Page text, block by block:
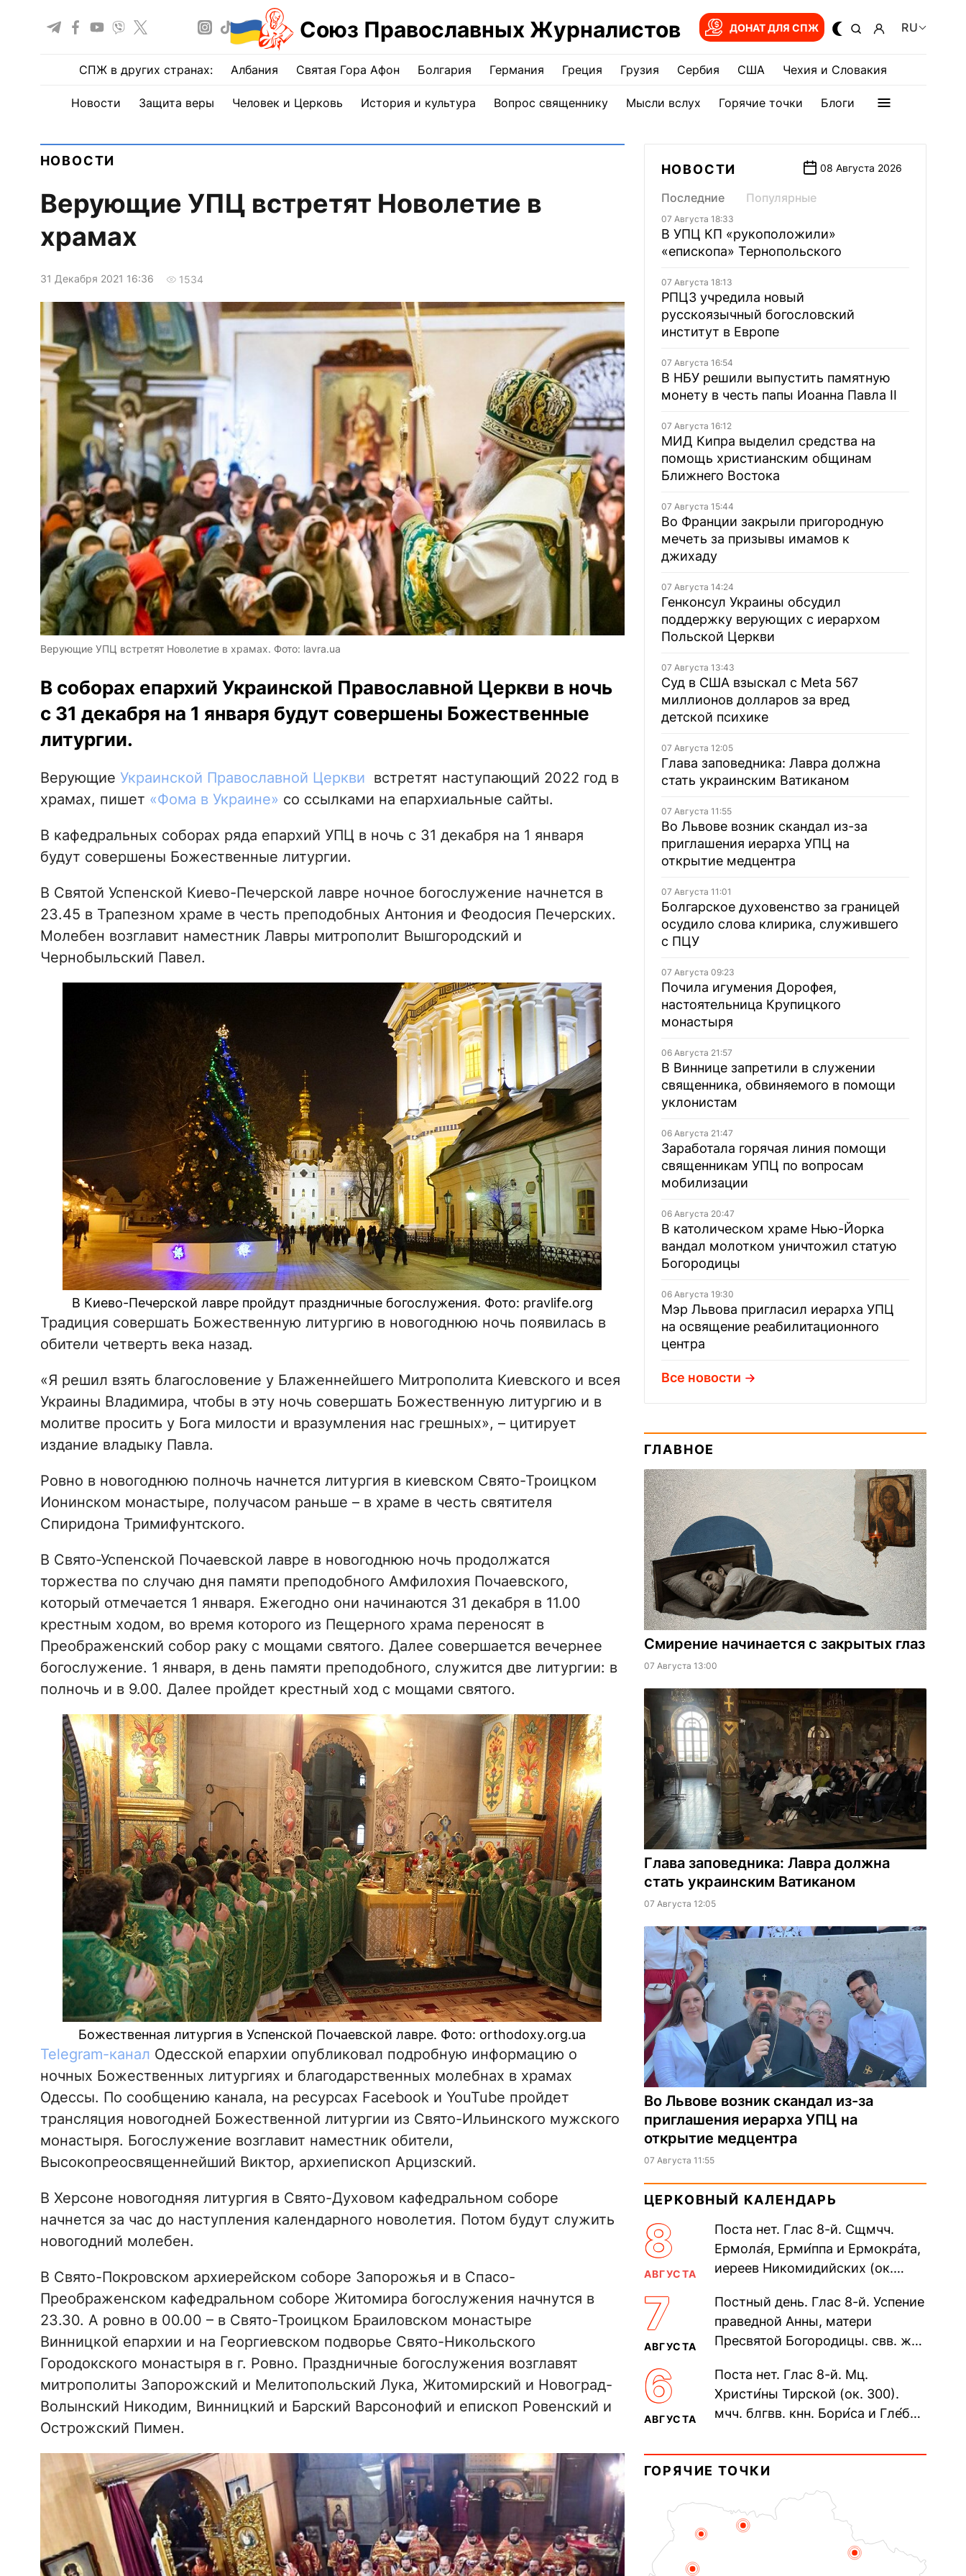
Союз Православных Журналистов ДОНАТ ДЛЯ СПЖ RU
СПЖ в других странах: Албания Святая Гора Афон Болгария Германия Греция Грузия Сербия США Чехия и Словакия
Новости Защита веры Человек и Церковь История и культура Вопрос священнику Мысли вслух Горячие точки Блоги
НОВОСТИ
Верующие УПЦ встретят Новолетие в
храмах
31 Декабря 2021 16:36 1534
Верующие УПЦ встретят Новолетие в храмах. Фото: lavra.ua
В соборах епархий Украинской Православной Церкви в ночь
с 31 декабря на 1 января будут совершены Божественные
литургии.
Верующие Украинской Православной Церкви встретят наступающий 2022 год в
храмах, пишет «Фома в Украине» со ссылками на епархиальные сайты.
В кафедральных соборах ряда епархий УПЦ в ночь с 31 декабря на 1 января
будут совершены Божественные литургии.
В Святой Успенской Киево-Печерской лавре ночное богослужение начнется в
23.45 в Трапезном храме в честь преподобных Антония и Феодосия Печерских.
Молебен возглавит наместник Лавры митрополит Вышгородский и
Чернобыльский Павел.
В Киево-Печерской лавре пройдут праздничные богослужения. Фото: pravlife.org
Традиция совершать Божественную литургию в новогоднюю ночь появилась в
обители четверть века назад.
«Я решил взять благословение у Блаженнейшего Митрополита Киевского и всея
Украины Владимира, чтобы в эту ночь совершать Божественную литургию и в
молитве просить у Бога милости и вразумления нас грешных», – цитирует
издание владыку Павла.
Ровно в новогоднюю полночь начнется литургия в киевском Свято-Троицком
Ионинском монастыре, получасом раньше – в храме в честь святителя
Спиридона Тримифунтского.
В Свято-Успенской Почаевской лавре в новогоднюю ночь продолжатся
торжества по случаю дня памяти преподобного Амфилохия Почаевского,
который отмечается 1 января. Ежегодно они начинаются 31 декабря в 11.00
крестным ходом, во время которого из Пещерного храма переносят в
Преображенский собор раку с мощами святого. Далее совершается вечернее
богослужение. 1 января, в день памяти преподобного, служится две литургии: в
полночь и в 9.00. Далее пройдет крестный ход с мощами святого.
Божественная литургия в Успенской Почаевской лавре. Фото: orthodoxy.org.ua
Telegram-канал Одесской епархии опубликовал подробную информацию о
ночных Божественных литургиях и благодарственных молебнах в храмах
Одессы. По сообщению канала, на ресурсах Facebook и YouTube пройдет
трансляция новогодней Божественной литургии из Свято-Ильинского мужского
монастыря. Богослужение возглавит наместник обители,
Высокопреосвященнейший Виктор, архиепископ Арцизский.
В Херсоне новогодняя литургия в Свято-Духовом кафедральном соборе
начнется за час до наступления календарного новолетия. Потом будут служить
новогодний молебен.
В Свято-Покровском архиерейском соборе Запорожья и в Спасо-
Преображенском кафедральном соборе Житомира богослужения начнутся в
23.30. А ровно в 00.00 – в Свято-Троицком Браиловском монастыре
Винницкой епархии и на Георгиевском подворье Свято-Никольского
Городокского монастыря в г. Ровно. Праздничные богослужения возглавят
митрополиты Запорожский и Мелитопольский Лука, Житомирский и Новоград-
Волынский Никодим, Винницкий и Барский Варсонофий и епископ Ровенский и
Острожский Пимен.
НОВОСТИ 08 Августа 2026
Последние Популярные
07 Августа 18:33
В УПЦ КП «рукоположили»
«епископа» Тернопольского
07 Августа 18:13
РПЦЗ учредила новый
русскоязычный богословский
институт в Европе
07 Августа 16:54
В НБУ решили выпустить памятную
монету в честь папы Иоанна Павла II
07 Августа 16:12
МИД Кипра выделил средства на
помощь христианским общинам
Ближнего Востока
07 Августа 15:44
Во Франции закрыли пригородную
мечеть за призывы имамов к
джихаду
07 Августа 14:24
Генконсул Украины обсудил
поддержку верующих с иерархом
Польской Церкви
07 Августа 13:43
Суд в США взыскал с Meta 567
миллионов долларов за вред
детской психике
07 Августа 12:05
Глава заповедника: Лавра должна
стать украинским Ватиканом
07 Августа 11:55
Во Львове возник скандал из-за
приглашения иерарха УПЦ на
открытие медцентра
07 Августа 11:01
Болгарское духовенство за границей
осудило слова клирика, служившего
с ПЦУ
07 Августа 09:23
Почила игумения Дорофея,
настоятельница Крупицкого
монастыря
06 Августа 21:57
В Виннице запретили в служении
священника, обвиняемого в помощи
уклонистам
06 Августа 21:47
Заработала горячая линия помощи
священникам УПЦ по вопросам
мобилизации
06 Августа 20:47
В католическом храме Нью-Йорка
вандал молотком уничтожил статую
Богородицы
06 Августа 19:30
Мэр Львова пригласил иерарха УПЦ
на освящение реабилитационного
центра
Все новости
ГЛАВНОЕ
Смирение начинается с закрытых глаз
07 Августа 13:00
Глава заповедника: Лавра должна
стать украинским Ватиканом
07 Августа 12:05
Во Львове возник скандал из-за
приглашения иерарха УПЦ на
открытие медцентра
07 Августа 11:55
ЦЕРКОВНЫЙ КАЛЕНДАРЬ
8
АВГУСТА
Поста нет. Глас 8-й. Сщмчч.
Ермола́я, Ерми́ппа и Ермокра́та,
иереев Никомидийских (ок.
Печерского, в Ближних
пещерах...
7
АВГУСТА
Постный день. Глас 8-й. Успение
праведной Анны, матери
Пресвятой Богородицы. свв. жен
прп. Евпракси́и девы,...
6
АВГУСТА
Поста нет. Глас 8-й. Мц.
Христи́ны Тирской (ок. 300).
мчч. блгвв. кнн. Бори́са и Гле́ба,
Дави́да (1015). Прп....
ГОРЯЧИЕ ТОЧКИ